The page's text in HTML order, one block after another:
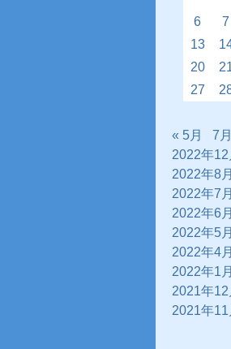
6
7
13
20
27
« 5月
7
2022年12
2022年8月
2022年7月
2022年6月
2022年5月
2022年4月
2022年1月
2021年12
2021年11